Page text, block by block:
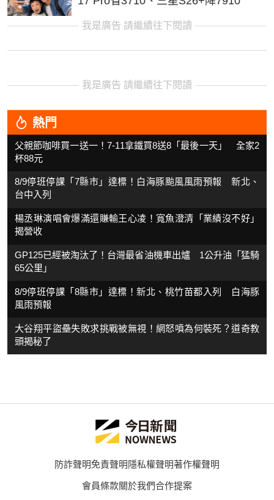
我是廣告 請繼續往下閱讀
我是廣告 請繼續往下閱讀
熱門
父親節咖啡買一送一！7-11拿鐵買8送8「最後一天」 全家2
杯88元
8/9停班停課「7縣市」達標！白海豚颱風風雨預報 新北、
台中入列
楊丞琳演唱會爆滿還賺輸王心凌！寬魚澄清「業績沒不好」
揭營收
GP125已經被淘汰了！台灣最省油機車出爐 1公升油「猛騎
65公里」
8/9停班停課「8縣市」達標！新北、桃竹苗都入列 白海豚
風雨預報
大谷翔平盜壘失敗求挑戰被無視！網怒噴為何裝死？道奇教
頭揭秘了
防詐聲明免責聲明隱私權聲明著作權聲明
會員條款關於我們合作提案